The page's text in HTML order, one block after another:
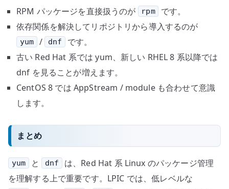
RPM パッケージを直接扱うのが rpm
です。
依存関係を解決してリポジトリから導入するのが
yum / dnf
です。
古い Red Hat 系では yum、新しい RHEL 8 系以降では
dnf を見ることが増えます。
CentOS 8 では AppStream / module も合わせて意識
します。
まとめ
yum と dnf
は、Red Hat 系 Linux のパッケージ管理
を理解する上で重要です。LPIC では、低レベルな